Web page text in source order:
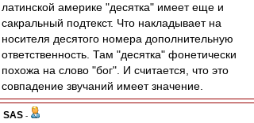
латинской америке "десятка" имеет еще и
сакральный подтекст. Что накладывает на
носителя десятого номера дополнительную
ответственность. Там "десятка" фонетически
похожа на слово "бог". И считается, что это
совпадение звучаний имеет значение.
SAS -